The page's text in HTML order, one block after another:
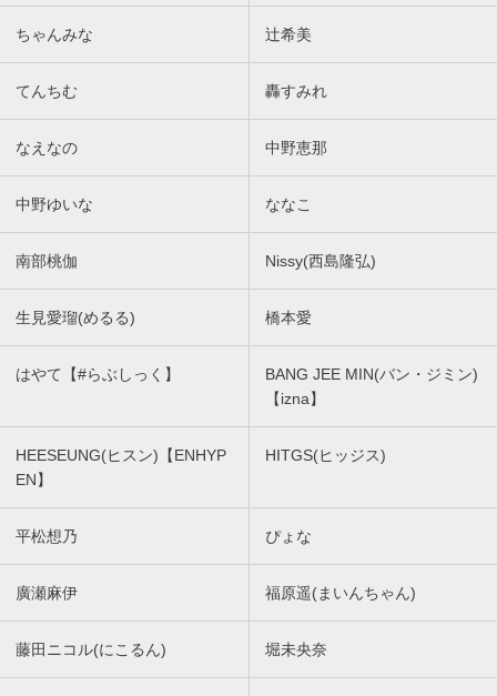
ちゃんみな 辻希美
てんちむ 轟すみれ
なえなの 中野恵那
中野ゆいな ななこ
南部桃伽 Nissy(西島隆弘)
生見愛瑠(めるる) 橋本愛
はやて【#らぶしっく】
BANG JEE MIN(バン・ジミン)
【izna】
HEESEUNG(ヒスン)【ENHYP
EN】
HITGS(ヒッジス)
平松想乃 ぴょな
廣瀬麻伊 福原遥(まいんちゃん)
藤田ニコル(にこるん) 堀未央奈